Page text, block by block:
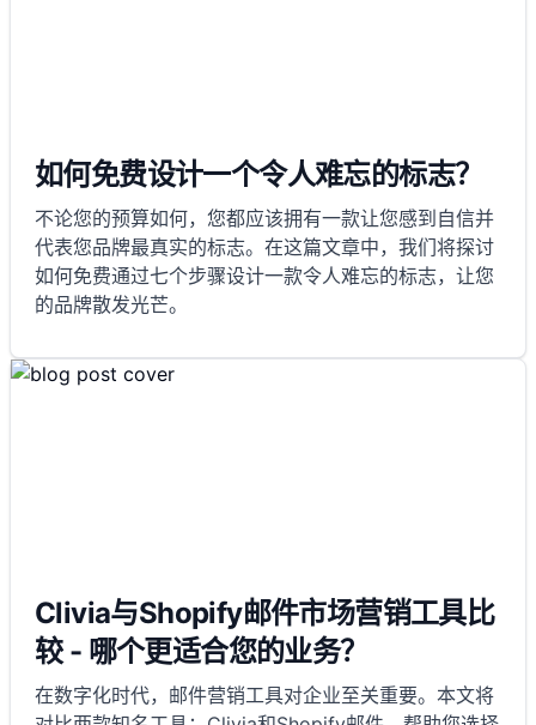
如何免费设计一个令人难忘的标志？
不论您的预算如何，您都应该拥有一款让您感到自信并
代表您品牌最真实的标志。在这篇文章中，我们将探讨
如何免费通过七个步骤设计一款令人难忘的标志，让您
的品牌散发光芒。
Clivia与Shopify邮件市场营销工具比
较 - 哪个更适合您的业务？
在数字化时代，邮件营销工具对企业至关重要。本文将